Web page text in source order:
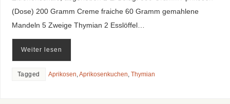
(Dose) 200 Gramm Creme fraiche 60 Gramm gemahlene
Mandeln 5 Zweige Thymian 2 Esslöffel…
Weiter lesen
Tagged Aprikosen Aprikosenkuchen Thymian